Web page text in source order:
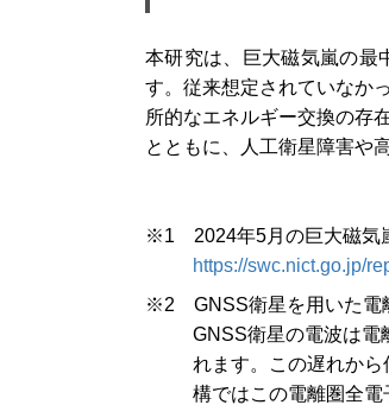
本研究は、巨大磁気嵐の最
す。従来想定されていなか
所的なエネルギー交換の存
とともに、人工衛星障害や
※1 2024年5月の巨大磁気
https://swc.nict.go.jp/
※2 GNSS衛星を用いた電
GNSS衛星の電波は電
れます。この遅れか
構ではこの電離圏全